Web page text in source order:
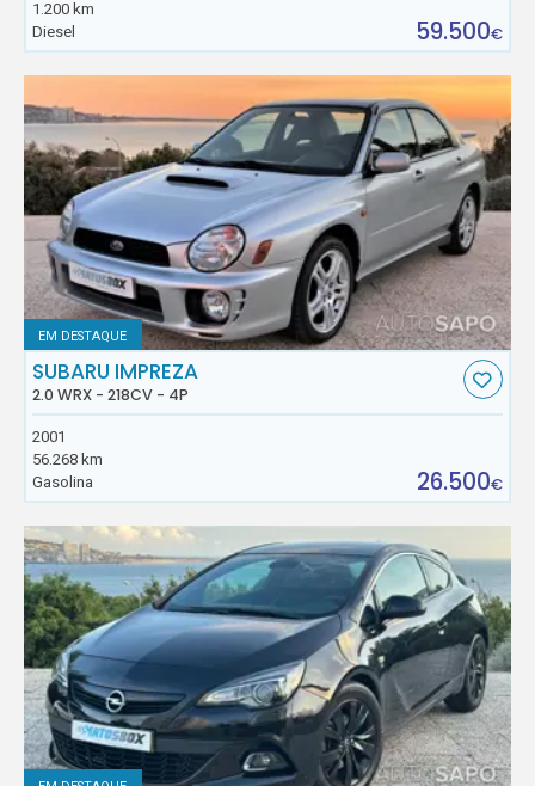
1.200 km
Diesel
59.500€
EM DESTAQUE
SUBARU IMPREZA
2.0 WRX - 218CV - 4P
2001
56.268 km
Gasolina
26.500€